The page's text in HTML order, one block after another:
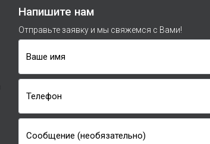
Напишите нам
Отправьте заявку и мы свяжемся с Вами!
Ваше имя
Телефон
Сообщение (необязательно)